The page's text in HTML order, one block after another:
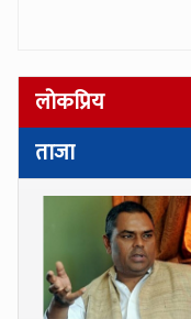
लोकप्रिय
ताजा